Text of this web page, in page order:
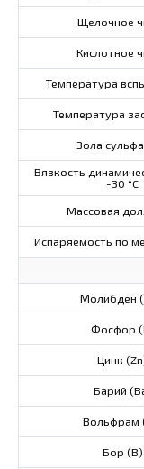
Щелочное
Кислотное
Температура
Температура
Зола
Вязкость
-30 °С
Массовая
Испаряемость по
Молибден
Фосфор
Цинк
Барий
Вольфрам
Бор (В)